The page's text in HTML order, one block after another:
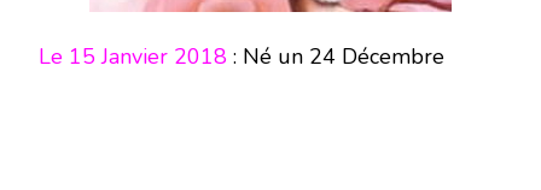
Le 15 Janvier 2018 : Né un 24 Décembre